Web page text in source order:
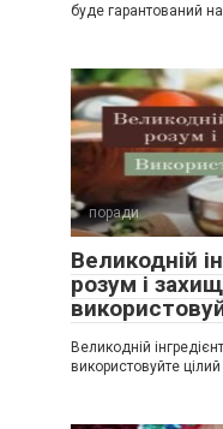
буде гарантований
поради
Великодній
розум і
Великодній
використовуйте